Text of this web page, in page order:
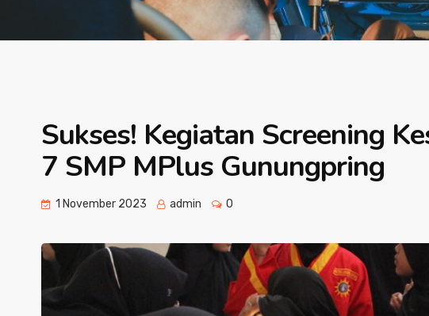
Sukses! Kegiatan Screening
7 SMP MPlus Gunungpring
1 November 2023 admin 0